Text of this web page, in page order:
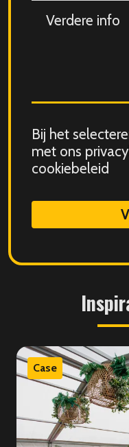
Aanvullende
info
Consent
for
storing
data
Bij het
met ons
cookiebeleid
Case